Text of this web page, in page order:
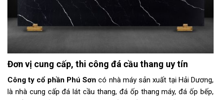
Đơn vị cung cấp, thi công đá cầu thang uy tín
Công ty cổ phần Phú Sơn có nhà máy sản xuất tại Hải Dương,
là nhà cung cấp đá lát cầu thang, đá ốp thang máy, đá ốp bếp,